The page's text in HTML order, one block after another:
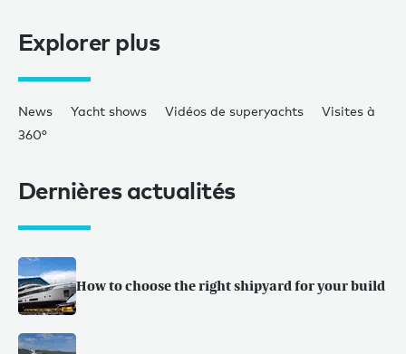
Explorer plus
News Yacht shows Vidéos de superyachts
Visites à
360°
Dernières actualités
How to choose the right shipyard for your build